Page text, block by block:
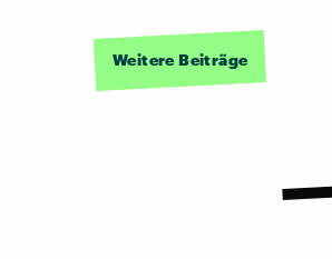
Weitere Beiträge